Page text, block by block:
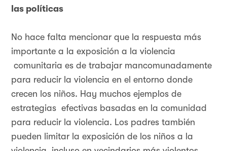
las políticas
No hace falta mencionar que la respuesta más
importante a la exposición a la violencia
comunitaria es de trabajar mancomunadamente
para reducir la violencia en el entorno donde
crecen los niños. Hay muchos ejemplos de
estrategias efectivas basadas en la comunidad
para reducir la violencia. Los padres también
pueden limitar la exposición de los niños a la